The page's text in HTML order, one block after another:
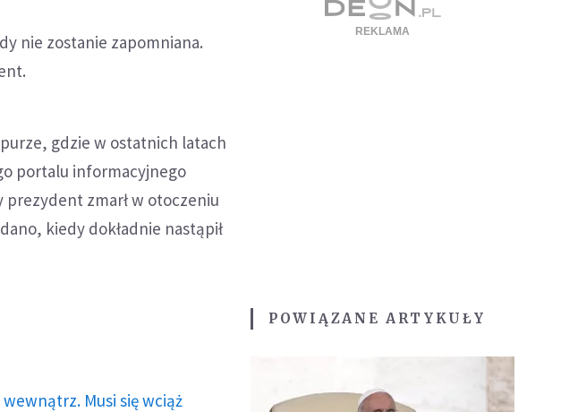
nie zostanie zapomniana.
gdzie w ostatnich latach
portalu informacyjnego
zmarł w otoczeniu
kiedy dokładnie nastąpił
Musi się wciąż
POWIĄZANE ARTYKUŁY